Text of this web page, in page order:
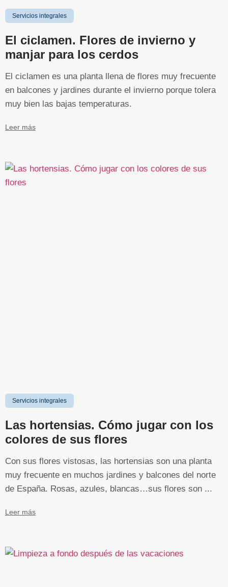
Servicios integrales
El ciclamen. Flores de invierno y
manjar para los cerdos
El ciclamen es una planta llena de flores muy frecuente
en balcones y jardines durante el invierno porque tolera
muy bien las bajas temperaturas.
Leer más
Servicios integrales
Las hortensias. Cómo jugar con los
colores de sus flores
Con sus flores vistosas, las hortensias son una planta
muy frecuente en muchos jardines y balcones del norte
de España. Rosas, azules, blancas…sus flores son ...
Leer más